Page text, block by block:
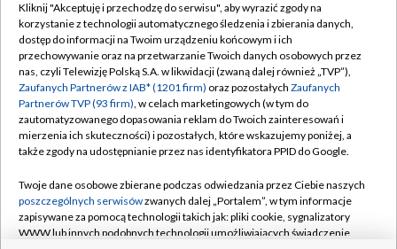
TVP
Abonament TVP
Emisja w TVP
Centrum informacji TVP
Naziemna Telewizja Cyfrowa
Rada Programowa
System NOS
Regulamin TVP
Polityka prywatności
Moje zgody
Pomoc
Kontakt
Kliknij "Akceptuję i przechodzę do serwisu", aby wyrazić zgody na
korzystanie z technologii automatycznego śledzenia i zbierania danych,
dostęp do informacji na Twoim urządzeniu końcowym i ich
przechowywanie oraz na przetwarzanie Twoich danych osobowych przez
nas, czyli Telewizję Polską S.A. w likwidacji (zwaną dalej również „TVP”),
Zaufanych Partnerów z IAB* (1201 firm) oraz pozostałych Zaufanych
Partnerów TVP (93 firm), w celach marketingowych (w tym do
zautomatyzowanego dopasowania reklam do Twoich zainteresowań i
mierzenia ich skuteczności) i pozostałych, które wskazujemy poniżej, a
także zgody na udostępnianie przez nas identyfikatora PPID do Google.
Twoje dane osobowe zbierane podczas odwiedzania przez Ciebie naszych
poszczególnych serwisówzwanych dalej „Portalem”, w tym informacje
zapisywane za pomocą technologii takich jak: pliki cookie, sygnalizatory
WWW lub innych podobnych technologii umożliwiających świadczenie